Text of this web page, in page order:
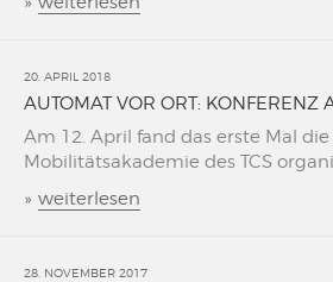
20. APRIL 2018
AUTOMAT VOR ORT: KONFERENZ
Am 12. April fand das erste Mal
Mobilitätsakademie des TCS
» weiterlesen
28. NOVEMBER 2017